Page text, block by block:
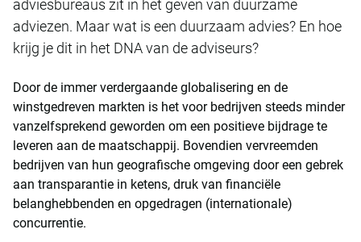
adviesbureaus zit in het geven van duurzame
adviezen. Maar wat is een duurzaam advies? En hoe
krijg je dit in het DNA van de adviseurs?
Door de immer verdergaande globalisering en de
winstgedreven markten is het voor bedrijven steeds minder
vanzelfsprekend geworden om een positieve bijdrage te
leveren aan de maatschappij. Bovendien vervreemden
bedrijven van hun geografische omgeving door een gebrek
aan transparantie in ketens, druk van financiële
belanghebbenden en opgedragen (internationale)
concurrentie.